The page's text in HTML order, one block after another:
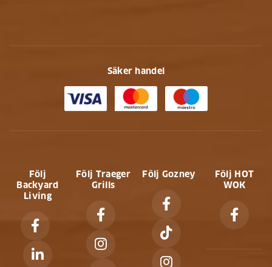
Säker handel
Följ
Backyard
Living
Följ Traeger
Grills
Följ Gozney
Följ HOT
WOK